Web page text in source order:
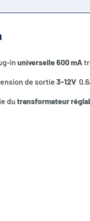
inuniverselle 600 mA
de sortie3-12V
dutransformateur